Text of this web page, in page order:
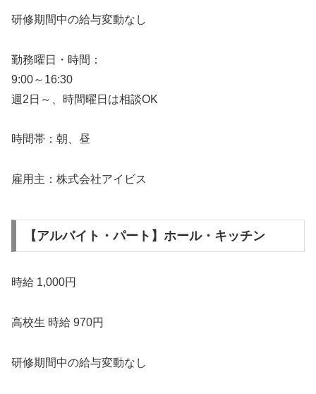
研修期間中の給与変動なし
勤務曜日・時間：
9:00～16:30
週2日～、時間曜日は相談OK
時間帯：朝、昼
雇用主：株式会社アイビス
【アルバイト・パート】ホール・キッチン
時給 1,000円
高校生 時給 970円
研修期間中の給与変動なし